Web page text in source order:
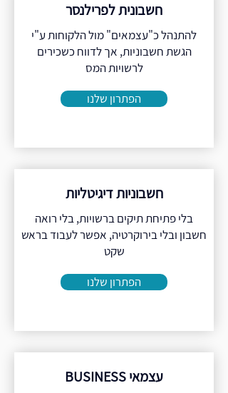
חשבונית לפרילנסר
להתנהל כ"עצמאים" מול הלקוחות ע"י
הגשת חשבוניות, אך לדווח כשכירים
לרשויות המס
הפתרון שלנו
חשבוניות דיגיטליות
בלי פתיחת תיקים ברשויות, בלי רואה
חשבון ובלי בירוקרטיה, אפשר לעבוד בראש
שקט
הפתרון שלנו
עצמאי BUSINESS